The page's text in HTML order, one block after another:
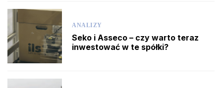
ANALIZY
Seko i Asseco – czy warto teraz
inwestować w te spółki?